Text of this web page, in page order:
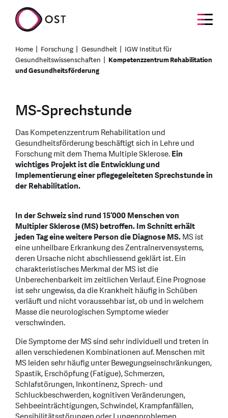
Home Forschung Gesundheit
IGW Institut für
Gesundheitswissenschaften
Kompetenzzentrum Rehabilitation
und Gesundheitsförderung
MS-Sprechstunde
Das Kompetenzzentrum Rehabilitation und
Gesundheitsförderung beschäftigt sich in Lehre und
Forschung mit dem Thema Multiple Sklerose.Ein
wichtiges Projekt ist die Entwicklung und
Implementierung einer pflegegeleiteten Sprechstunde in
der Rehabilitation.
In der Schweiz sind rund 15‘000 Menschen von
Multipler Sklerose (MS) betroffen. Im Schnitt erhält
jeden Tag eine weitere Person die Diagnose MS.MS ist
eine unheilbare Erkrankung des Zentralnervensystems,
deren Ursache nicht abschliessend geklärt ist. Ein
charakteristisches Merkmal der MS ist die
Unberechenbarkeit im zeitlichen Verlauf. Eine Prognose
ist sehr ungewiss, da die Krankheit häufig in Schüben
verläuft und nicht voraussehbar ist, ob und in welchem
Masse die neurologischen Symptome wieder
verschwinden.
Die Symptome der MS sind sehr individuell und treten in
allen verschiedenen Kombinationen auf. Menschen mit
MS leiden sehr häufig unter Bewegungseinschränkungen,
Spastik, Erschöpfung (Fatigue), Schmerzen,
Schlafstörungen, Inkontinenz, Sprech- und
Schluckbeschwerden, kognitiven Veränderungen,
Sehbeeinträchtigungen, Schwindel, Krampfanfällen,